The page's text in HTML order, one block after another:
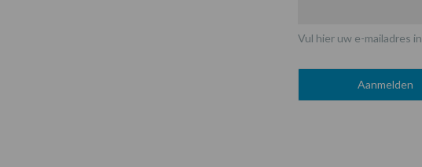
Vul hier uw e-mailadres in